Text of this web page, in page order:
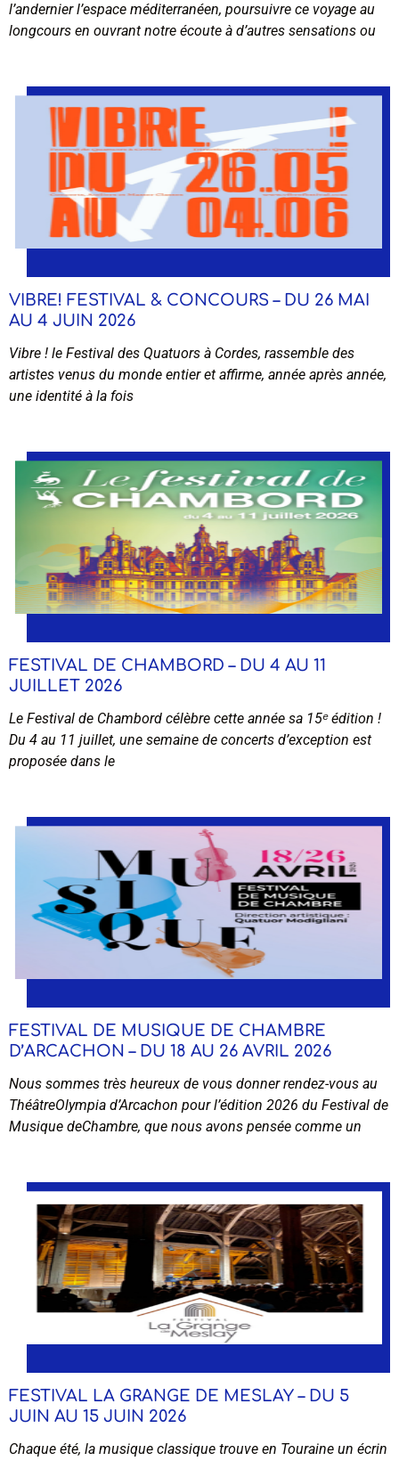
l’andernier l’espace méditerranéen, poursuivre ce voyage au
longcours en ouvrant notre écoute à d’autres sensations ou
VIBRE! FESTIVAL & CONCOURS – DU 26 MAI
AU 4 JUIN 2026
Vibre ! le Festival des Quatuors à Cordes, rassemble des
artistes venus du monde entier et affirme, année après année,
une identité à la fois
FESTIVAL DE CHAMBORD – DU 4 AU 11
JUILLET 2026
Le Festival de Chambord célèbre cette année sa 15ᵉ édition !
Du 4 au 11 juillet, une semaine de concerts d’exception est
proposée dans le
FESTIVAL DE MUSIQUE DE CHAMBRE
D’ARCACHON – DU 18 AU 26 AVRIL 2026
Nous sommes très heureux de vous donner rendez-vous au
ThéâtreOlympia d’Arcachon pour l’édition 2026 du Festival de
Musique deChambre, que nous avons pensée comme un
FESTIVAL LA GRANGE DE MESLAY – DU 5
JUIN AU 15 JUIN 2026
Chaque été, la musique classique trouve en Touraine un écrin